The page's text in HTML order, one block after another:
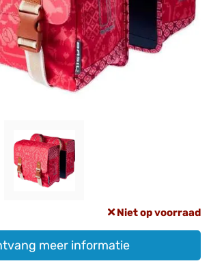
Niet op voorraad
meer informatie